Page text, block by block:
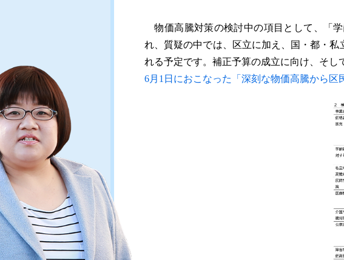
物価高騰対策の検討中の項目として、「
れ、質疑の中では、区立に加え、国・都・
れる予定です。補正予算の成立に向け、そし
6月1日におこなった「深刻な物価高騰から